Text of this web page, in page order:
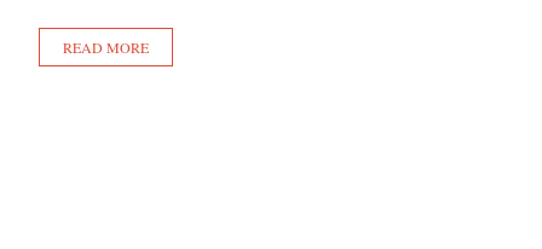
READ MORE